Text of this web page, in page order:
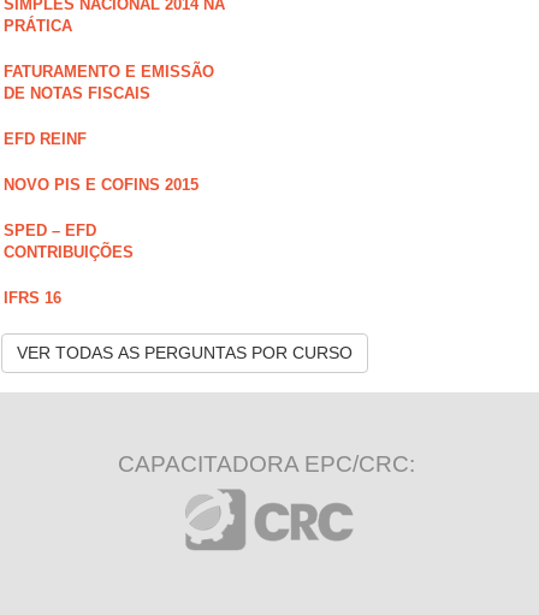
SIMPLES NACIONAL 2014 NA
PRÁTICA
FATURAMENTO E EMISSÃO
DE NOTAS FISCAIS
EFD REINF
NOVO PIS E COFINS 2015
SPED – EFD
CONTRIBUIÇÕES
IFRS 16
VER TODAS AS PERGUNTAS POR CURSO
CAPACITADORA EPC/CRC: